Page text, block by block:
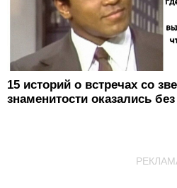
15 историй о встречах со
знаменитости оказались